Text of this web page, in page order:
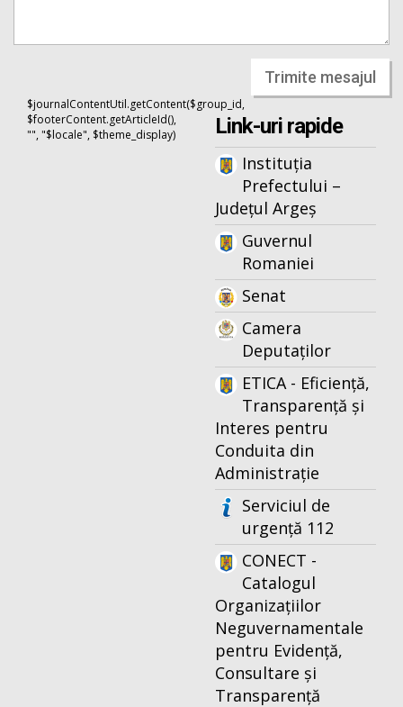
Trimite mesajul
$journalContentUtil.getContent($group_id,
$footerContent.getArticleId(),
"", "$locale", $theme_display)
Link-uri rapide
Instituția
Prefectului –
Județul Argeș
Guvernul
Romaniei
Senat
Camera
Deputaților
ETICA - Eficiență,
Transparență și
Interes pentru
Conduita din
Administrație
Serviciul de
urgență 112
CONECT -
Catalogul
Organizațiilor
Neguvernamentale
pentru Evidență,
Consultare și
Transparență